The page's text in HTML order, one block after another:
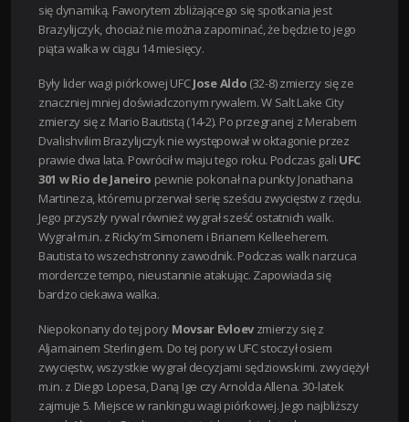
się dynamiką. Faworytem zbliżającego się spotkania jest
Brazylijczyk, chociaż nie można zapominać, że będzie to jego
piąta walka w ciągu 14 miesięcy.
Były lider wagi piórkowej UFCJose Aldo (32-8) zmierzy się ze
znaczniej mniej doświadczonym rywalem. W Salt Lake City
zmierzy się z Mario Bautistą (14-2). Po przegranej z Merabem
Dvalishvilim Brazylijczyk nie występował w oktagonie przez
prawie dwa lata. Powrócił w maju tego roku. Podczas gali UFC
301 w Rio de Janeiro pewnie pokonał na punkty Jonathana
Martineza, któremu przerwał serię sześciu zwycięstw z rzędu.
Jego przyszły rywal również wygrał sześć ostatnich walk.
Wygrał m.in. z Ricky’m Simonem i Brianem Kelleeherem.
Bautista to wszechstronny zawodnik. Podczas walk narzuca
mordercze tempo, nieustannie atakując. Zapowiada się
bardzo ciekawa walka.
Niepokonany do tej pory Movsar Evloevzmierzy się z
Aljamainem Sterlingiem. Do tej pory w UFC stoczył osiem
zwycięstw, wszystkie wygrał decyzjami sędziowskimi. zwyciężył
m.in. z Diego Lopesa, Daną Ige czy Arnolda Allena. 30-latek
zajmuje 5. Miejsce w rankingu wagi piórkowej. Jego najbliższy